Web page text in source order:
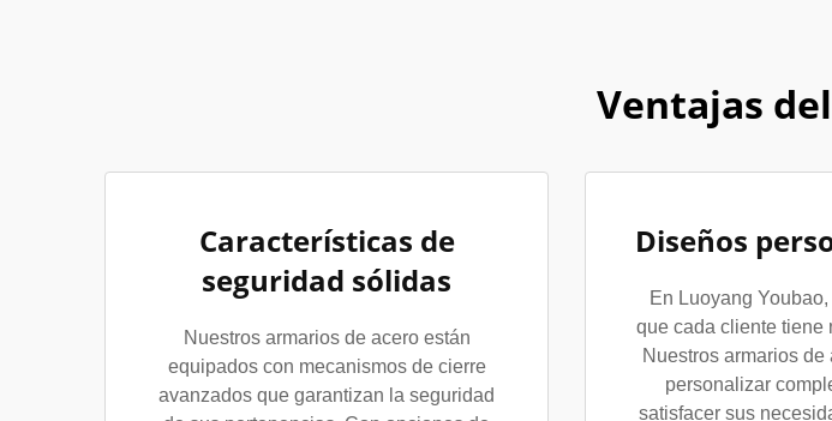
Ventajas
Características de
seguridad sólidas
Nuestros armarios de acero están
equipados con mecanismos de cierre
avanzados que garantizan la seguridad
Diseños
En Luoyang
que cada cliente tiene
Nuestros armarios de
personalizar
satisfacer sus